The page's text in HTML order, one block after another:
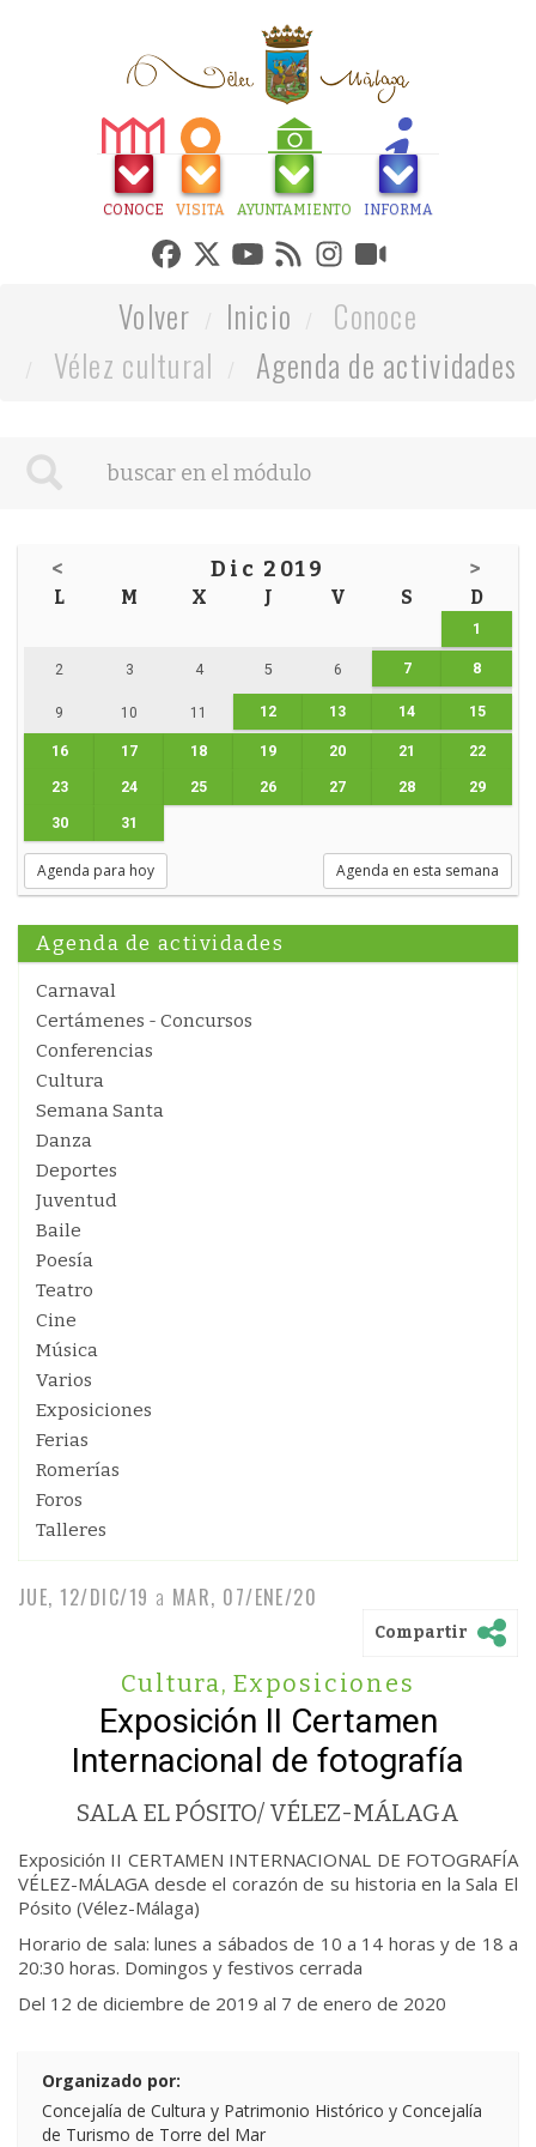
CONOCE VISITA AYUNTAMIENTO INFORMA
Volver Inicio
Conoce
Vélez cultural
Agenda de actividades
< Dic 2019 >
L M X J V S D
1
2 3 4 5 6 7 8
9 10 11 12 13 14 15
16 17 18 19 20 21 22
23 24 25 26 27 28 29
30 31
Agenda para hoy Agenda en esta semana
Agenda de actividades
Carnaval
Certámenes - Concursos
Conferencias
Cultura
Semana Santa
Danza
Deportes
Juventud
Baile
Poesía
Teatro
Cine
Música
Varios
Exposiciones
Ferias
Romerías
Foros
Talleres
JUE, 12/DIC/19 a MAR, 07/ENE/20
Compartir
Cultura, Exposiciones
Exposición II Certamen
Internacional de fotografía
SALA EL PÓSITO/ VÉLEZ-MÁLAGA
Exposición II CERTAMEN INTERNACIONAL DE FOTOGRAFÍA
VÉLEZ-MÁLAGA desde el corazón de su historia en la Sala El
Pósito (Vélez-Málaga)
Horario de sala: lunes a sábados de 10 a 14 horas y de 18 a
20:30 horas. Domingos y festivos cerrada
Del 12 de diciembre de 2019 al 7 de enero de 2020
Organizado por:
Concejalía de Cultura y Patrimonio Histórico y Concejalía
de Turismo de Torre del Mar